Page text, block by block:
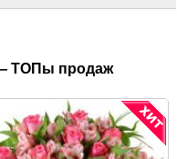
ТОПы продаж